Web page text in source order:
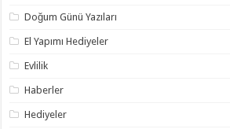
Doğum Günü Yazıları
El Yapımı Hediyeler
Evlilik
Haberler
Hediyeler